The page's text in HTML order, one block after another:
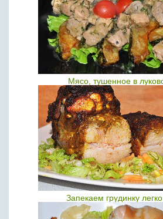
Мясо, тушенное в
Запекаем грудинку